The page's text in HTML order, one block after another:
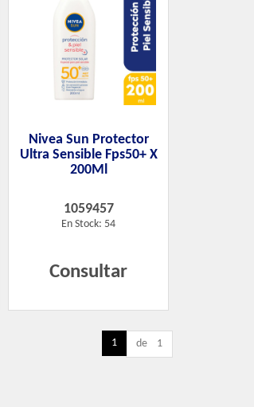
Nivea Sun Protector
Ultra Sensible Fps50+ X
200Ml
1059457
En Stock: 54
Consultar
1 de 1